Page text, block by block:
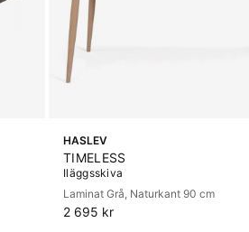
HASLEV
TIMELESS
Iläggsskiva
Laminat Grå, Naturkant 90 cm
2 695 kr